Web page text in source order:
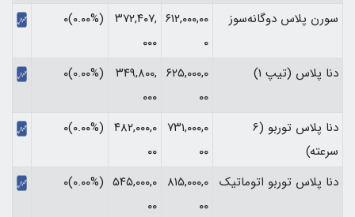
سورن پلاس دوگانه‌سوز
۶۱۲,۰۰۰,۰۰
۰
۳۷۲,۴۰۷,
۰۰۰
(۰.۰۰%)۰
دنا پلاس (تیپ 1)
۶۲۵,۰۰۰,۰
۰۰
۳۴۹,۸۰۰,
۰۰۰
(۰.۰۰%)۰
دنا پلاس توربو (6
سرعته)
۷۳۱,۰۰۰,۰
۰۰
۴۸۲,۰۰۰,۰
۰۰
(۰.۰۰%)۰
دنا پلاس توربو اتوماتیک ۸۱۵,۰۰۰,۰
۰۰
۵۴۵,۰۰۰,۰
۰۰
(۰.۰۰%)۰